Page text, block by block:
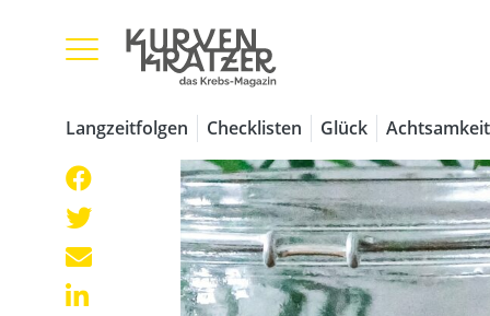
Langzeitfolgen Checklisten Glück Achtsamkeit